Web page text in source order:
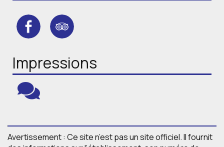
Impressions
Avertissement : Ce site n’est pas un site officiel. Il fournit